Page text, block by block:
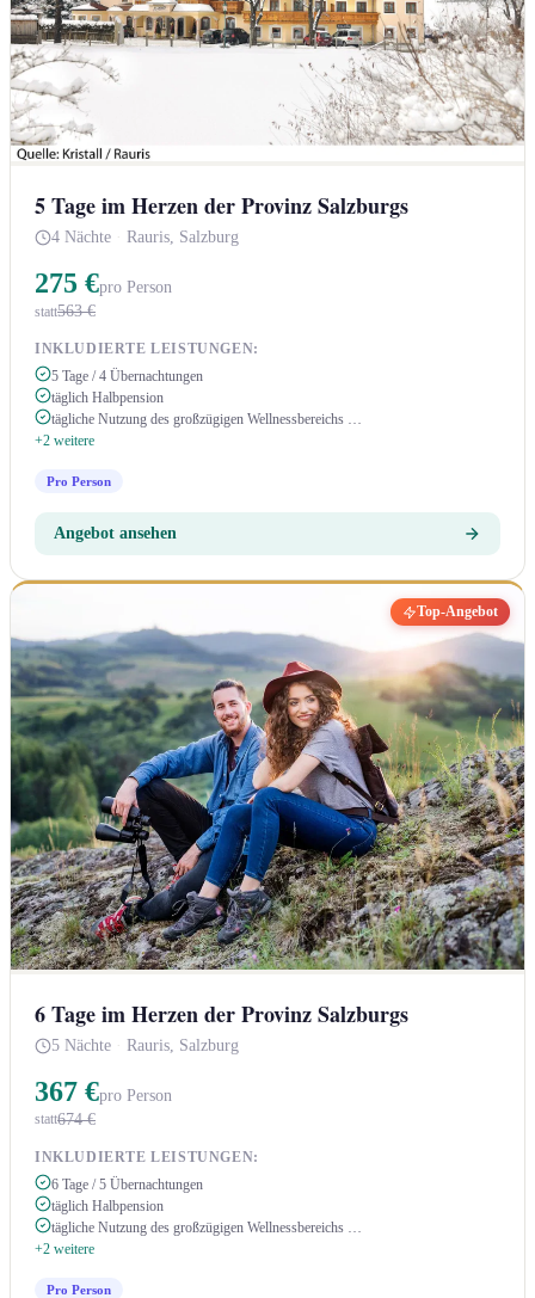
5 Tage im Herzen der Provinz Salzburgs
4 Nächte · Rauris, Salzburg
275 €pro Person
statt563 €
INKLUDIERTE LEISTUNGEN:
5 Tage / 4 Übernachtungen
täglich Halbpension
tägliche Nutzung des großzügigen Wellnessbereichs …
+2 weitere
Pro Person
Angebot ansehen
Top-Angebot
6 Tage im Herzen der Provinz Salzburgs
5 Nächte · Rauris, Salzburg
367 €pro Person
statt674 €
INKLUDIERTE LEISTUNGEN:
6 Tage / 5 Übernachtungen
täglich Halbpension
tägliche Nutzung des großzügigen Wellnessbereichs …
+2 weitere
Pro Person